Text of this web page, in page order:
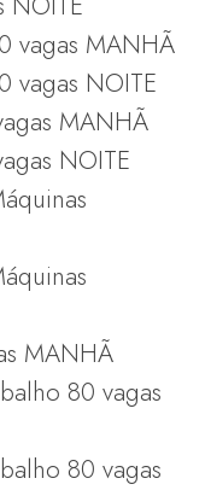
vagas MANHÃ
vagas NOITE
MANHÃ
NOITE
MANHÃ
80 vagas
80 vagas